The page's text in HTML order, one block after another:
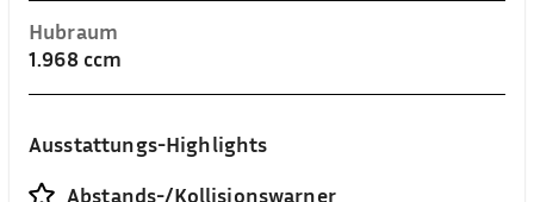
Hubraum
1.968 ccm
Ausstattungs-Highlights
Abstands-/Kollisionswarner